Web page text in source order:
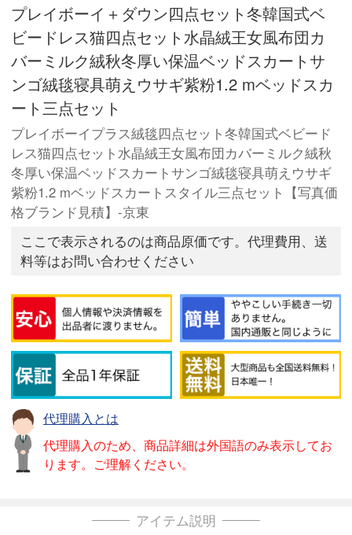
プレイボーイ＋ダウン四点セット冬韓国式ベ
ビードレス猫四点セット水晶絨王女風布団カ
バーミルク絨秋冬厚い保温ベッドスカートサ
ンゴ絨毯寝具萌えウサギ紫粉1.2 mベッドスカ
ート三点セット
プレイボーイプラス絨毯四点セット冬韓国式ベビード
レス猫四点セット水晶絨王女風布団カバーミルク絨秋
冬厚い保温ベッドスカートサンゴ絨毯寝具萌えウサギ
紫粉1.2 mベッドスカートスタイル三点セット【写真価
格ブランド見積】-京東
ここで表示されるのは商品原価です。代理費用、送
料等はお問い合わせください
代理購入とは
代理購入のため、商品詳細は外国語のみ表示してお
ります。ご理解ください。
アイテム説明